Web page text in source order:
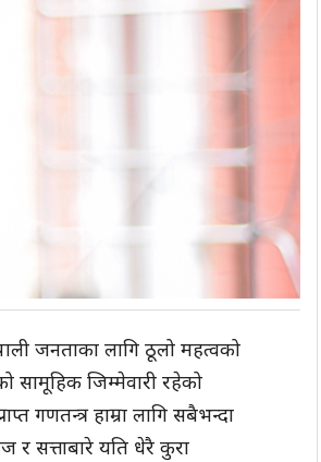
जनताका लागि ठूलो महत्वको
सामूहिक जिम्मेवारी रहेको
गणतन्त्र हाम्रा लागि सबैभन्दा
र सत्ताबारे यति धेरै कुरा